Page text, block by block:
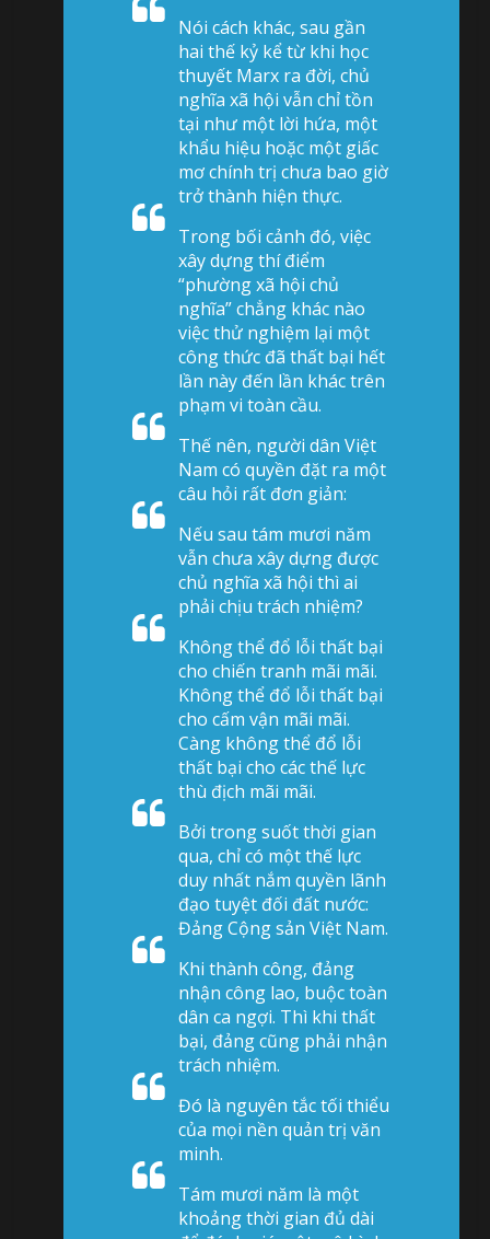
Nói cách khác, sau gần
hai thế kỷ kể từ khi học
thuyết Marx ra đời, chủ
nghĩa xã hội vẫn chỉ tồn
tại như một lời hứa, một
khẩu hiệu hoặc một giấc
mơ chính trị chưa bao giờ
trở thành hiện thực.
Trong bối cảnh đó, việc
xây dựng thí điểm
“phường xã hội chủ
nghĩa” chẳng khác nào
việc thử nghiệm lại một
công thức đã thất bại hết
lần này đến lần khác trên
phạm vi toàn cầu.
Thế nên, người dân Việt
Nam có quyền đặt ra một
câu hỏi rất đơn giản:
Nếu sau tám mươi năm
vẫn chưa xây dựng được
chủ nghĩa xã hội thì ai
phải chịu trách nhiệm?
Không thể đổ lỗi thất bại
cho chiến tranh mãi mãi.
Không thể đổ lỗi thất bại
cho cấm vận mãi mãi.
Càng không thể đổ lỗi
thất bại cho các thế lực
thù địch mãi mãi.
Bởi trong suốt thời gian
qua, chỉ có một thế lực
duy nhất nắm quyền lãnh
đạo tuyệt đối đất nước:
Đảng Cộng sản Việt Nam.
Khi thành công, đảng
nhận công lao, buộc toàn
dân ca ngợi. Thì khi thất
bại, đảng cũng phải nhận
trách nhiệm.
Đó là nguyên tắc tối thiểu
của mọi nền quản trị văn
minh.
Tám mươi năm là một
khoảng thời gian đủ dài